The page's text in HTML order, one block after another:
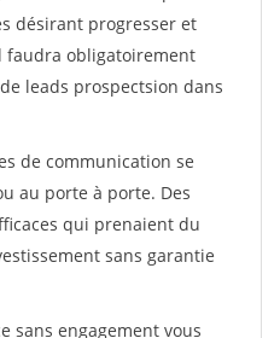
désirant progresser et
faudra obligatoirement
leads prospectsion dans
de communication se
au porte à porte. Des
qui prenaient du
sans garantie
sans engagement vous